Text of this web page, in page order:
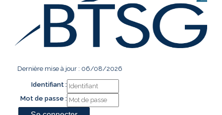
Dernière mise à jour : 06/08/2026
Identifiant :
Mot de passe :